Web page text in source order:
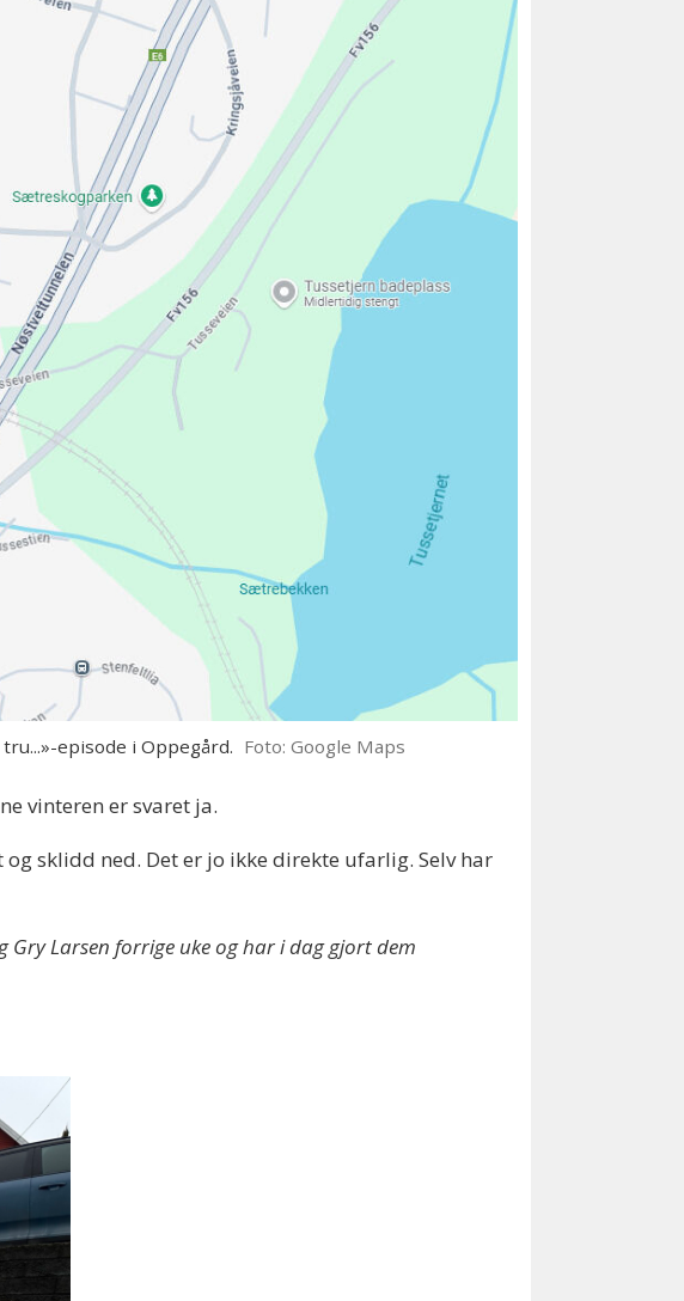
episode i Oppegård. Foto: Google Maps
vinteren er svaret ja.
sklidd ned. Det er jo ikke direkte ufarlig. Selv har
Gry Larsen forrige uke og har i dag gjort dem